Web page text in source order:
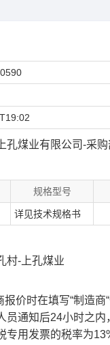
孔煤业有限公司-采购
规格型号
详见技术规格书
村-上孔煤业
价时在填写“制造
员通知后24小时之
专用发票的税率为